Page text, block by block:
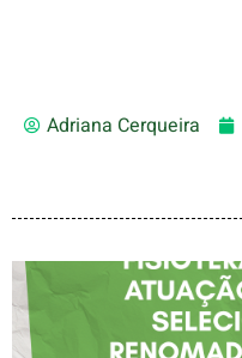
Adriana Cerqueira